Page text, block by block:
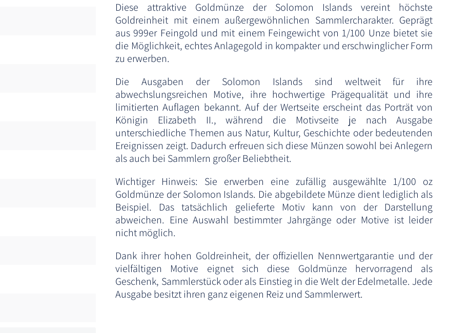
Diese attraktive Goldmünze der Solomon Islands vereint höchste
Goldreinheit mit einem außergewöhnlichen Sammlercharakter. Geprägt
aus 999er Feingold und mit einem Feingewicht von 1/100 Unze bietet sie
die Möglichkeit, echtes Anlagegold in kompakter und erschwinglicher Form
zu erwerben.
Die Ausgaben der Solomon Islands sind weltweit für ihre
abwechslungsreichen Motive, ihre hochwertige Prägequalität und ihre
limitierten Auflagen bekannt. Auf der Wertseite erscheint das Porträt von
Königin Elizabeth II., während die Motivseite je nach Ausgabe
unterschiedliche Themen aus Natur, Kultur, Geschichte oder bedeutenden
Ereignissen zeigt. Dadurch erfreuen sich diese Münzen sowohl bei Anlegern
als auch bei Sammlern großer Beliebtheit.
Wichtiger Hinweis: Sie erwerben eine zufällig ausgewählte 1/100 oz
Goldmünze der Solomon Islands. Die abgebildete Münze dient lediglich als
Beispiel. Das tatsächlich gelieferte Motiv kann von der Darstellung
abweichen. Eine Auswahl bestimmter Jahrgänge oder Motive ist leider
nicht möglich.
Dank ihrer hohen Goldreinheit, der offiziellen Nennwertgarantie und der
vielfältigen Motive eignet sich diese Goldmünze hervorragend als
Geschenk, Sammlerstück oder als Einstieg in die Welt der Edelmetalle. Jede
Ausgabe besitzt ihren ganz eigenen Reiz und Sammlerwert.